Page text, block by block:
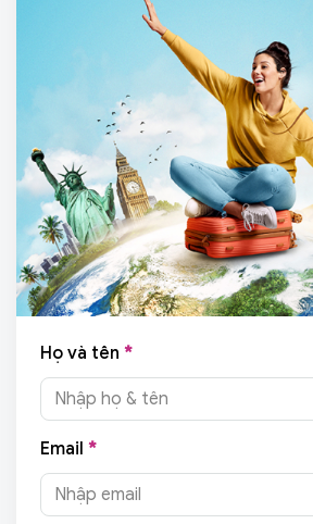
Họ và tên *
Email *